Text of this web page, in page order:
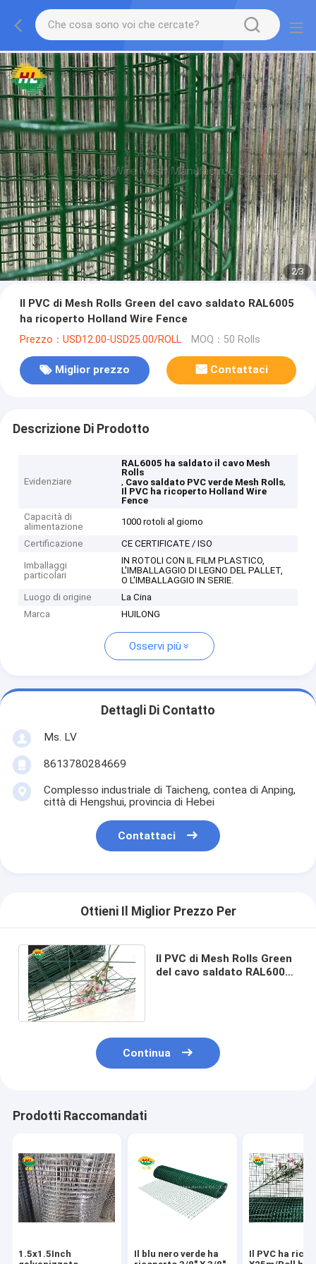
2/3
Il PVC di Mesh Rolls Green del cavo saldato RAL6005
ha ricoperto Holland Wire Fence
Prezzo：USD12.00-USD25.00/ROLL MOQ：50 Rolls
Miglior prezzo Contattaci
Descrizione Di Prodotto
Evidenziare
RAL6005 ha saldato il cavo Mesh
Rolls
, Cavo saldato PVC verde Mesh Rolls,
Il PVC ha ricoperto Holland Wire
Fence
Capacità di
alimentazione
1000 rotoli al giorno
Certificazione CE CERTIFICATE / ISO
Imballaggi
particolari
IN ROTOLI CON IL FILM PLASTICO,
L'IMBALLAGGIO DI LEGNO DEL PALLET,
O L'IMBALLAGGIO IN SERIE.
Luogo di origine
La Cina
Marca
HUILONG
Osservi più
Dettagli Di Contatto
Ms. LV
8613780284669
Complesso industriale di Taicheng, contea di Anping,
città di Hengshui, provincia di Hebei
Contattaci
Ottieni Il Miglior Prezzo Per
Il PVC di Mesh Rolls Green
del cavo saldato RAL6005
Continua
Prodotti Raccomandati
1.5x1.5Inch
Il blu nero verde ha
Il PVC ha